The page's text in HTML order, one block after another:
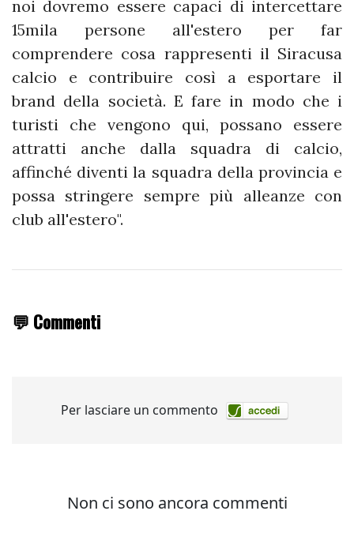
noi dovremo essere capaci di intercettare
15mila persone all'estero per far
comprendere cosa rappresenti il Siracusa
calcio e contribuire così a esportare il
brand della società. E fare in modo che i
turisti che vengono qui, possano essere
attratti anche dalla squadra di calcio,
affinché diventi la squadra della provincia e
possa stringere sempre più alleanze con
club all'estero".
💬 Commenti